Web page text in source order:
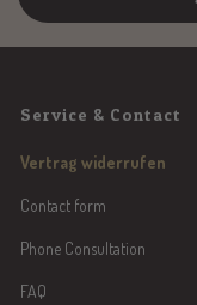
Service & Contact
Vertrag widerrufen
Contact form
Phone Consultation
FAQ